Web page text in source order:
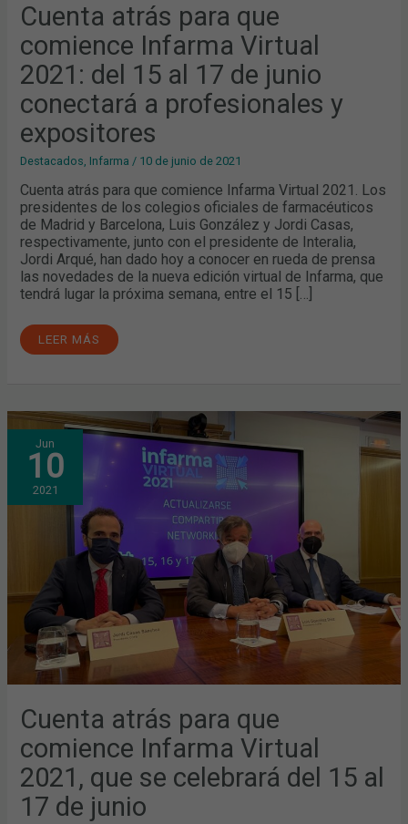
Cuenta atrás para que
comience Infarma Virtual
2021: del 15 al 17 de junio
conectará a profesionales y
expositores
Destacados Infarma / 10 de junio de 2021
Cuenta atrás para que comience Infarma Virtual 2021. Los
presidentes de los colegios oficiales de farmacéuticos
de Madrid y Barcelona, Luis González y Jordi Casas,
respectivamente, junto con el presidente de Interalia,
Jordi Arqué, han dado hoy a conocer en rueda de prensa
las novedades de la nueva edición virtual de Infarma, que
tendrá lugar la próxima semana, entre el 15 […]
15
AL
17
DE
JUNIO
CONECTARÁ
A
PROFESIONALES
Y
EXPOSITORES
LEER MÁS
Jun
10
2021
Cuenta atrás para que
comience Infarma Virtual
2021, que se celebrará del 15 al
17 de junio
CUENTA
ATRÁS
PARA
QUE
COMIENCE
INFARMA
VIRTUAL
CELEBRARÁ
DEL
15
AL
DE
JUNIO